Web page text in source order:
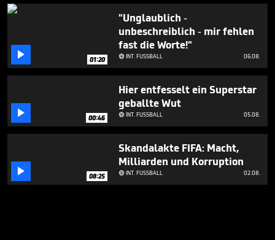
 01:20
"Unglaublich -
unbeschreiblich - mir fehlen
fast die Worte!"
INT. FUSSBALL 06.08.
 00:46
Hier entfesselt ein Superstar
geballte Wut
INT. FUSSBALL 05.08.
 08:25
Skandalakte FIFA: Macht,
Milliarden und Korruption
INT. FUSSBALL 02.08.